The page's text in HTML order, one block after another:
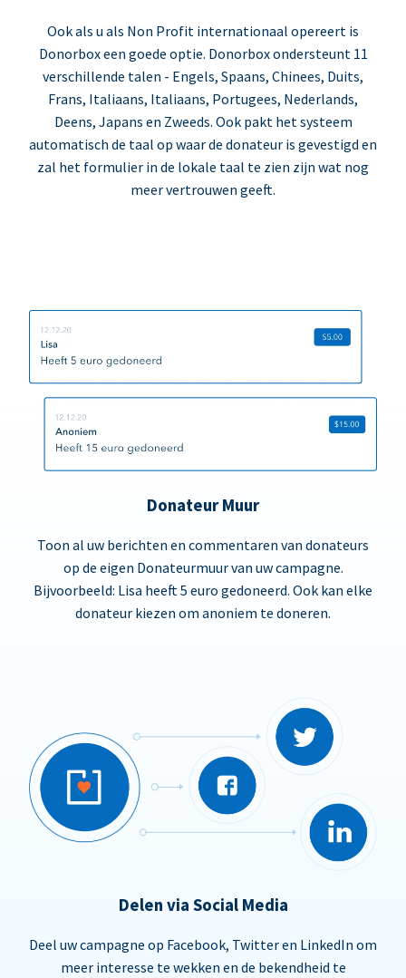
Ook als u als Non Profit internationaal opereert is
Donorbox een goede optie. Donorbox ondersteunt 11
verschillende talen - Engels, Spaans, Chinees, Duits,
Frans, Italiaans, Italiaans, Portugees, Nederlands,
Deens, Japans en Zweeds. Ook pakt het systeem
automatisch de taal op waar de donateur is gevestigd en
zal het formulier in de lokale taal te zien zijn wat nog
meer vertrouwen geeft.
Donateur Muur
Toon al uw berichten en commentaren van donateurs
op de eigen Donateurmuur van uw campagne.
Bijvoorbeeld: Lisa heeft 5 euro gedoneerd. Ook kan elke
donateur kiezen om anoniem te doneren.
Delen via Social Media
Deel uw campagne op Facebook, Twitter en LinkedIn om
meer interesse te wekken en de bekendheid te